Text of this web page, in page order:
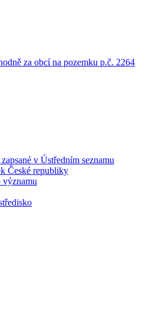
za obcí na pozemku p.č. 2264
v Ústředním seznamu
České republiky
významu